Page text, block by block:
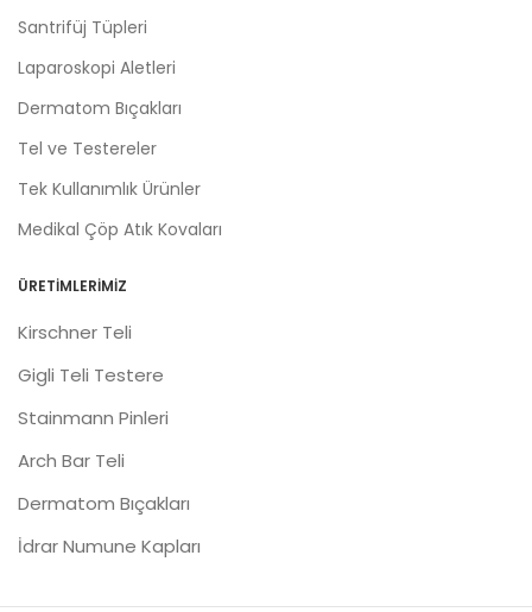
Santrifüj Tüpleri
Laparoskopi Aletleri
Dermatom Bıçakları
Tel ve Testereler
Tek Kullanımlık Ürünler
Medikal Çöp Atık Kovaları
ÜRETIMLERIMIZ
Kirschner Teli
Gigli Teli Testere
Stainmann Pinleri
Arch Bar Teli
Dermatom Bıçakları
İdrar Numune Kapları